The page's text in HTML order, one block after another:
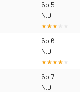
6b.5
N.D.
6b.6
N.D.
6b.7
N.D.